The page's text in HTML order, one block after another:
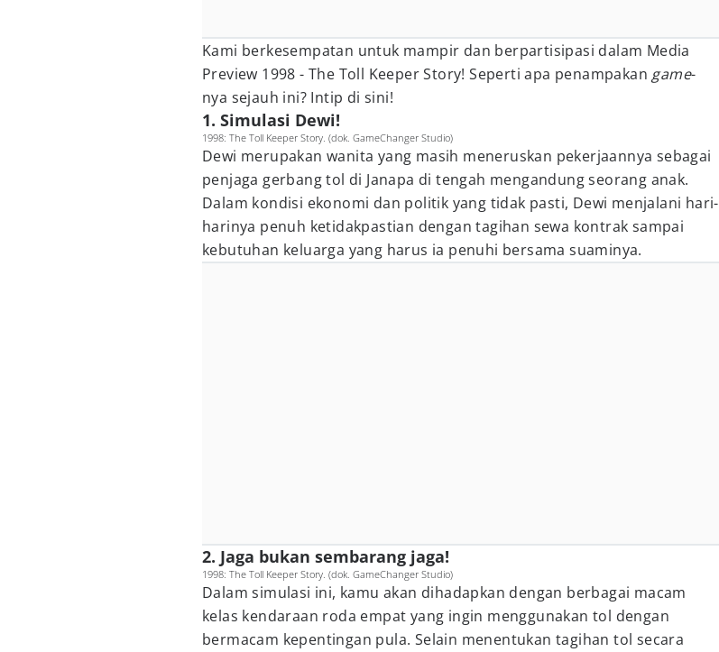
Kami berkesempatan untuk mampir dan berpartisipasi dalam Media
Preview 1998 - The Toll Keeper Story! Seperti apa penampakan game-
nya sejauh ini? Intip di sini!
1. Simulasi Dewi!
1998: The Toll Keeper Story. (dok. GameChanger Studio)
Dewi merupakan wanita yang masih meneruskan pekerjaannya sebagai
penjaga gerbang tol di Janapa di tengah mengandung seorang anak.
Dalam kondisi ekonomi dan politik yang tidak pasti, Dewi menjalani hari-
harinya penuh ketidakpastian dengan tagihan sewa kontrak sampai
kebutuhan keluarga yang harus ia penuhi bersama suaminya.
2. Jaga bukan sembarang jaga!
1998: The Toll Keeper Story. (dok. GameChanger Studio)
Dalam simulasi ini, kamu akan dihadapkan dengan berbagai macam
kelas kendaraan roda empat yang ingin menggunakan tol dengan
bermacam kepentingan pula. Selain menentukan tagihan tol secara